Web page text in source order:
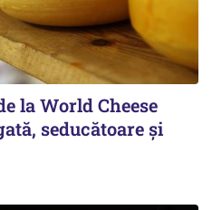
la World Cheese
seducătoare și